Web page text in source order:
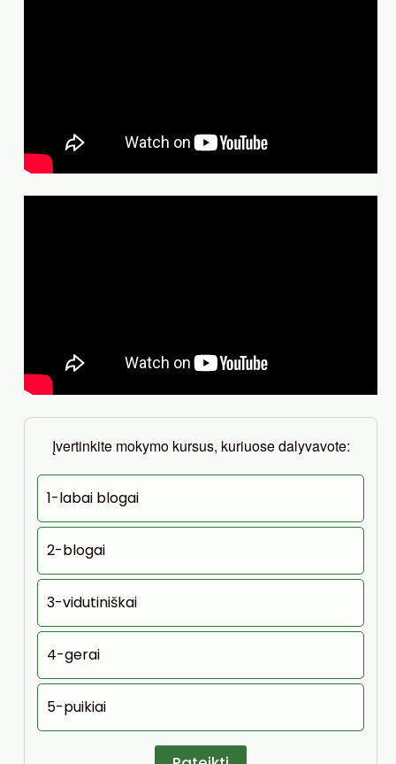
Įvertinkite mokymo kursus, kuriuose dalyvavote:
1-labai blogai
2-blogai
3-vidutiniškai
4-gerai
5-puikiai